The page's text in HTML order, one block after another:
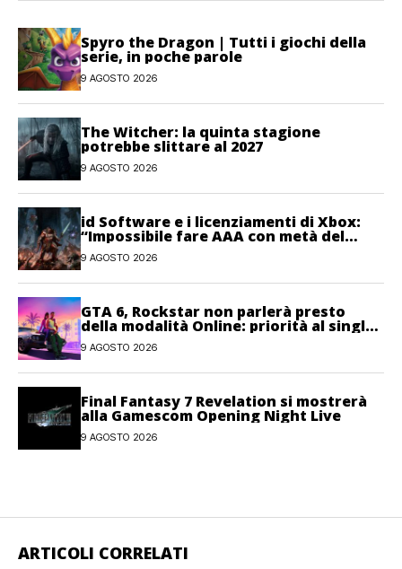
Spyro the Dragon | Tutti i giochi della
serie, in poche parole
9 AGOSTO 2026
The Witcher: la quinta stagione
potrebbe slittare al 2027
9 AGOSTO 2026
id Software e i licenziamenti di Xbox:
“Impossibile fare AAA con metà del
personale”
9 AGOSTO 2026
GTA 6, Rockstar non parlerà presto
della modalità Online: priorità al single-
player
9 AGOSTO 2026
Final Fantasy 7 Revelation si mostrerà
alla Gamescom Opening Night Live
9 AGOSTO 2026
ARTICOLI CORRELATI